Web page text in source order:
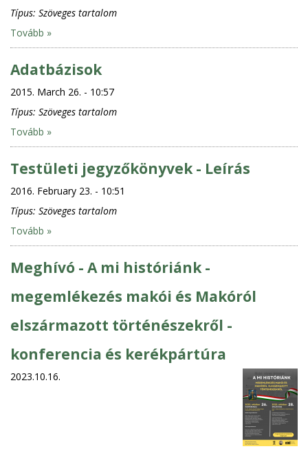
Típus: Szöveges tartalom
Tovább »
Adatbázisok
2015. March 26. - 10:57
Típus: Szöveges tartalom
Tovább »
Testületi jegyzőkönyvek - Leírás
2016. February 23. - 10:51
Típus: Szöveges tartalom
Tovább »
Meghívó - A mi históriánk -
megemlékezés makói és Makóról
elszármazott történészekről -
konferencia és kerékpártúra
2023.10.16.